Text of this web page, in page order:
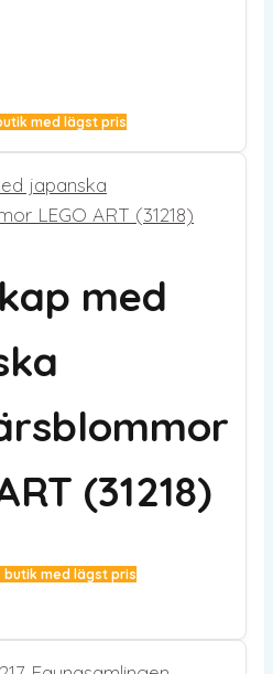
med lägst pris
med
(31218)
butik med lägst pris